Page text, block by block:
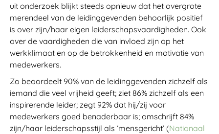
uit onderzoek blijkt steeds opnieuw dat het overgrote
merendeel van de leidinggevenden behoorlijk positief
is over zijn/haar eigen leiderschapsvaardigheden. Ook
over de vaardigheden die van invloed zijn op het
werkklimaat en op de betrokkenheid en motivatie van
medewerkers.
Zo beoordeelt 90% van de leidinggevenden zichzelf als
iemand die veel vrijheid geeft; ziet 86% zichzelf als een
inspirerende leider; zegt 92% dat hij/zij voor
medewerkers goed benaderbaar is; omschrijft 84%
zijn/haar leiderschapsstijl als ‘mensgericht’ (Nationaal